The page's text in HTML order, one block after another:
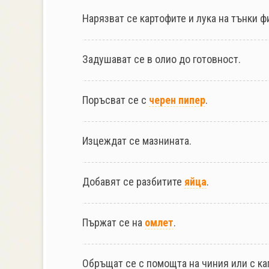
Нарязват се картофите и лука на тънки
Задушават се в олио до готовност.
Поръсват се с черен пипер.
Изцеждат се мазнината.
Добавят се разбитите яйца.
Пържат се на омлет.
Обръщат се с помощта на чиния или с